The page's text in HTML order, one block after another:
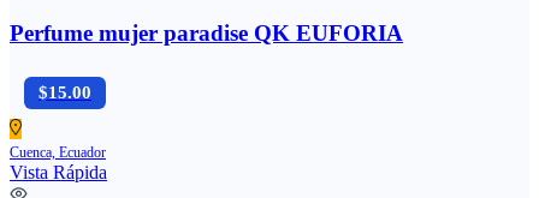
Perfume mujer paradise QK EUFORIA
$15.00
Cuenca, Ecuador
Vista Rápida